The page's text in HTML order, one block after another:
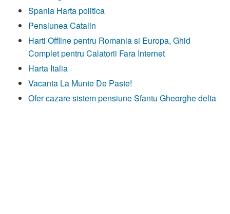
Spania Harta politica
Pensiunea Catalin
Harti Offline pentru Romania si Europa, Ghid
Complet pentru Calatorii Fara Internet
Harta Italia
Vacanta La Munte De Paste!
Ofer cazare sistem pensiune Sfantu Gheorghe delta